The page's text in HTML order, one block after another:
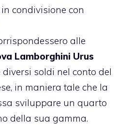
condivisione con
alle
Lamborghini Urus
soldi nel conto del
in maniera tale che la
sviluppare un quarto
della sua gamma.